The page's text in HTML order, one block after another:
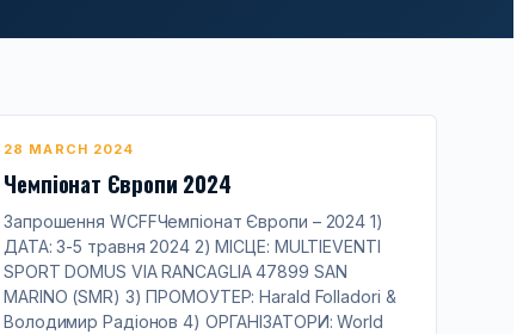
28 MARCH 2024
Чемпіонат Європи 2024
Запрошення WCFFЧемпіонат Європи – 2024 1)
ДАТА: 3-5 травня 2024 2) МІСЦЕ: MULTIEVENTI
SPORT DOMUS VIA RANCAGLIA 47899 SAN
MARINO (SMR) 3) ПРОМОУТЕР: Harald Folladori &
Володимир Радіонов 4) ОРГАНІЗАТОРИ: World